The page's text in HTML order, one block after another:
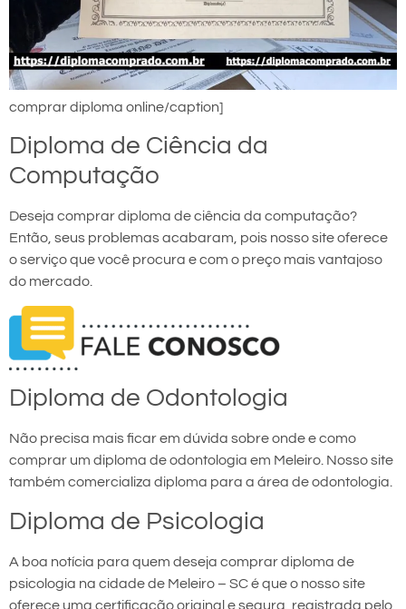
comprar diploma online/caption]
Diploma de Ciência da
Computação
Deseja comprar diploma de ciência da computação?
Então, seus problemas acabaram, pois nosso site oferece
o serviço que você procura e com o preço mais vantajoso
do mercado.
Diploma de Odontologia
Não precisa mais ficar em dúvida sobre onde e como
comprar um diploma de odontologia em Meleiro. Nosso site
também comercializa diploma para a área de odontologia.
Diploma de Psicologia
A boa notícia para quem deseja comprar diploma de
psicologia na cidade de Meleiro – SC é que o nosso site
oferece uma certificação original e segura, registrada pelo